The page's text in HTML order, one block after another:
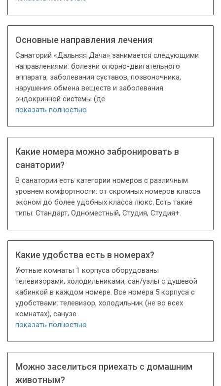
Основные направления лечения
Санаторий «Дальняя Дача» занимается следующими
направлениями: болезни опорно-двигательного
аппарата, заболевания суставов, позвоночника,
нарушения обмена веществ и заболевания
эндокринной системы (де
показать полностью
Какие номера можно забронировать в
санатории?
В санатории есть категории номеров с различным
уровнем комфортности: от скромных номеров класса
эконом до более удобных класса люкс. Есть такие
типы: Стандарт, Одноместный, Студия, Студия+.
Какие удобства есть в номерах?
Уютные комнаты 1 корпуса оборудованы
тeлевизорами, холодильниками, сан/узлы с душевой
кабинкой в каждом номере. Все номера 5 корпуса с
удобствами: телeвизор, холодильник (не во всех
комнатах), санузе
показать полностью
Можно заселиться приехать с домашним
животным?